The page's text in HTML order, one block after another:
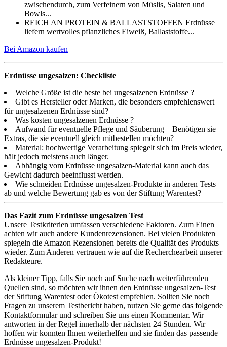
zwischendurch, zum Verfeinern von Müslis, Salaten und
Bowls...
REICH AN PROTEIN & BALLASTSTOFFEN Erdnüsse
liefern wertvolles pflanzliches Eiweiß, Ballaststoffe...
Bei Amazon kaufen
Erdnüsse ungesalzen: Checkliste
Welche Größe ist die beste bei ungesalzenen Erdnüsse ?
Gibt es Hersteller oder Marken, die besonders empfehlenswert
für ungesalzenen Erdnüsse sind?
Was kosten ungesalzenen Erdnüsse ?
Aufwand für eventuelle Pflege und Säuberung – Benötigen sie
Extras, die sie eventuell gleich mitbestellen möchten?
Material: hochwertige Verarbeitung spiegelt sich im Preis wieder,
hält jedoch meistens auch länger.
Abhängig vom Erdnüsse ungesalzen-Material kann auch das
Gewicht dadurch beeinflusst werden.
Wie schneiden Erdnüsse ungesalzen-Produkte in anderen Tests
ab und welche Bewertung gab es von der Stiftung Warentest?
Das Fazit zum Erdnüsse ungesalzen Test
Unsere Testkriterien umfassen verschiedene Faktoren. Zum Einen
achten wir auch andere Kundenrezensionen. Bei vielen Produkten
spiegeln die Amazon Rezensionen bereits die Qualität des Produkts
wieder. Zum Anderen vertrauen wie auf die Recherchearbeit unserer
Redakteure.
Als kleiner Tipp, falls Sie noch auf Suche nach weiterführenden
Quellen sind, so möchten wir ihnen den Erdnüsse ungesalzen-Test
der Stiftung Warentest oder Ökotest empfehlen. Sollten Sie noch
Fragen zu unserem Testbericht haben, nutzen Sie gerne das folgende
Kontaktformular und schreiben Sie uns einen Kommentar. Wir
antworten in der Regel innerhalb der nächsten 24 Stunden. Wir
hoffen wir konnten Ihnen weiterhelfen und sie finden das passende
Erdnüsse ungesalzen-Produkt!